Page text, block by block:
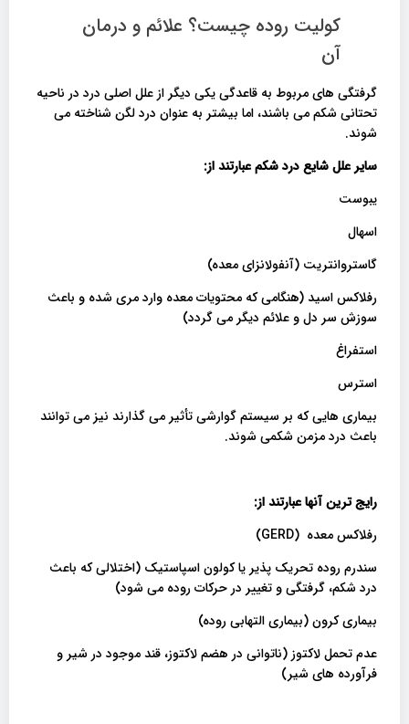
کولیت روده چیست؟ علائم و درمان
آن
گرفتگی های مربوط به قاعدگی یکی دیگر از علل اصلی درد در ناحیه
تحتانی شکم می باشند، اما بیشتر به عنوان درد لگن شناخته می
شوند.
سایر علل شایع درد شکم عبارتند از:
یبوست
اسهال
گاستروانتریت (آنفولانزای معده)
رفلاکس اسید (هنگامی که محتویات معده وارد مری شده و باعث
سوزش سر دل و علائم دیگر می گردد)
استفراغ
استرس
بیماری هایی که بر سیستم گوارشی تأثیر می گذارند نیز می توانند
باعث درد مزمن شکمی شوند.
رایج ترین آنها عبارتند از:
رفلاکس معده (GERD)
سندرم روده تحریک پذیر یا کولون اسپاستیک (اختلالی که باعث
درد شکم، گرفتگی و تغییر در حرکات روده می شود)
بیماری کرون (بیماری التهابی روده)
عدم تحمل لاکتوز (ناتوانی در هضم لاکتوز، قند موجود در شیر و
فرآورده های شیر)